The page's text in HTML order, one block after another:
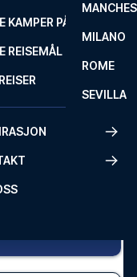
MILANO
ROME
SEVILLA
KAMPER PÅ ÉN REISE
REISEMÅL